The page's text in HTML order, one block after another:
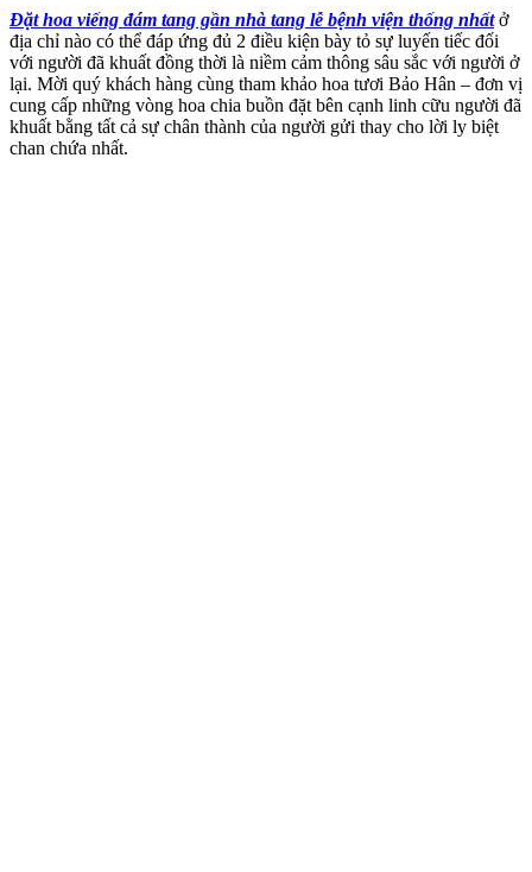
Đặt hoa viếng đám tang gần nhà tang lễ bệnh viện thống nhấtở
địa chỉ nào có thể đáp ứng đủ 2 điều kiện bày tỏ sự luyến tiếc đối
với người đã khuất đồng thời là niềm cảm thông sâu sắc với người ở
lại. Mời quý khách hàng cùng tham khảo hoa tươi Bảo Hân – đơn vị
cung cấp những vòng hoa chia buồn đặt bên cạnh linh cữu người đã
khuất bằng tất cả sự chân thành của người gửi thay cho lời ly biệt
chan chứa nhất.